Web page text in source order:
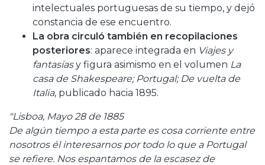
intelectuales portuguesas de su tiempo, y dejó
constancia de ese encuentro.
La obra circuló también en recopilaciones
posteriores: aparece integrada en Viajes y
fantasíasy figura asimismo en el volumen La
casa de Shakespeare; Portugal; De vuelta de
Italia, publicado hacia 1895.
"Lisboa, Mayo 28 de 1885
De algún tiempo a esta parte es cosa corriente entre
nosotros él interesarnos por todo lo que a Portugal
se refiere. Nos espantamos de la escasez de